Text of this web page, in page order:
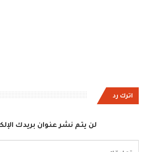
اترك رد
لن يتم نشر عنوان بريدك